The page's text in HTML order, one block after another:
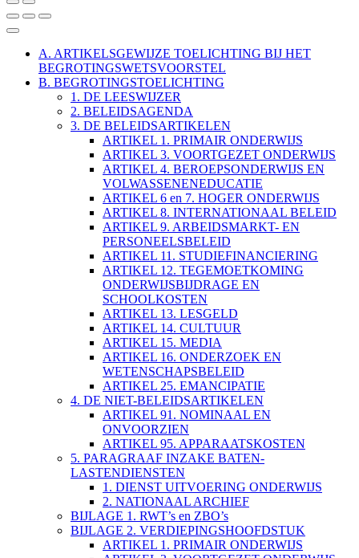
Vergroot
de
tekstgrootte
Verklein
de
Verander
het
naar
lichtmodus
Verander
naar
een
grijze
modus
Verander
naar
de
donkere
modus
Sluit
Leesmodus
Table
Contents
A. ARTIKELSGEWIJZE TOELICHTING BIJ HET
BEGROTINGSWETSVOORSTEL
B. BEGROTINGSTOELICHTING
1. DE LEESWIJZER
2. BELEIDSAGENDA
3. DE BELEIDSARTIKELEN
ARTIKEL 1. PRIMAIR ONDERWIJS
ARTIKEL 3. VOORTGEZET ONDERWIJS
ARTIKEL 4. BEROEPSONDERWIJS EN
VOLWASSENENEDUCATIE
ARTIKEL 6 en 7. HOGER ONDERWIJS
ARTIKEL 8. INTERNATIONAAL BELEID
ARTIKEL 9. ARBEIDSMARKT- EN
PERSONEELSBELEID
ARTIKEL 11. STUDIEFINANCIERING
ARTIKEL 12. TEGEMOETKOMING
ONDERWIJSBIJDRAGE EN
SCHOOLKOSTEN
ARTIKEL 13. LESGELD
ARTIKEL 14. CULTUUR
ARTIKEL 15. MEDIA
ARTIKEL 16. ONDERZOEK EN
WETENSCHAPSBELEID
ARTIKEL 25. EMANCIPATIE
4. DE NIET-BELEIDSARTIKELEN
ARTIKEL 91. NOMINAAL EN
ONVOORZIEN
ARTIKEL 95. APPARAATSKOSTEN
5. PARAGRAAF INZAKE BATEN-
LASTENDIENSTEN
1. DIENST UITVOERING ONDERWIJS
2. NATIONAAL ARCHIEF
BIJLAGE 1. RWT’s en ZBO’s
BIJLAGE 2. VERDIEPINGSHOOFDSTUK
ARTIKEL 1. PRIMAIR ONDERWIJS